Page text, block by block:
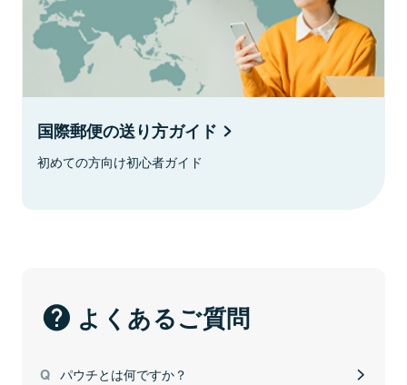
国際郵便の送り方ガイド
初めての方向け初心者ガイド
よくあるご質問
パウチとは何ですか？